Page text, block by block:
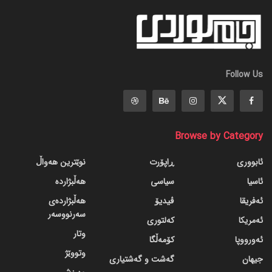
Follow Us
Browse by Category
ئابووری
ئاسیا
ئەفریقا
ئەمریکا
ئەورووپا
جیهان
ڕاپۆرت
سیاسی
ڤیدیۆ
کەلتوری
کۆمەڵگا
گه‌شت و گه‌شتیاری
نوێترین هەواڵ
هەڵبژاردە
هەڵبژاردەی
سەرنووسەر
وتار
وتووێژ